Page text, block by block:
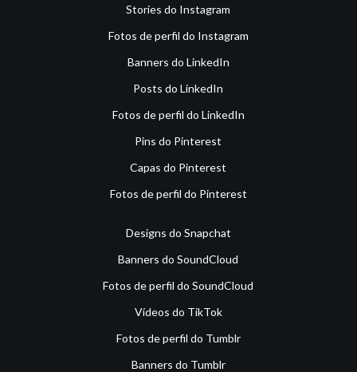
Stories do Instagram
Fotos de perfil do Instagram
Banners do LinkedIn
Posts do LinkedIn
Fotos de perfil do LinkedIn
Pins do Pinterest
Capas do Pinterest
Fotos de perfil do Pinterest
Designs do Snapchat
Banners do SoundCloud
Fotos de perfil do SoundCloud
Vídeos do TikTok
Fotos de perfil do Tumblr
Banners do Tumblr